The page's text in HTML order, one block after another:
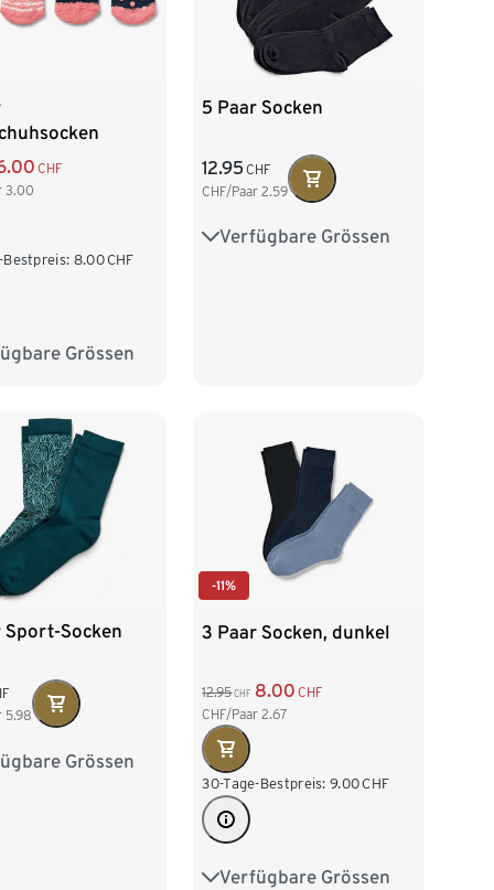
CHF
3.00
Bestpreis: 8.00CHF
Grössen
39-42
5 Paar Socken
12.95CHF
CHF/Paar2.59
Verfügbare Grössen
35-38 39-42
Sport-Socken
5.98
Grössen
39-42
-11%
3 Paar Socken, dunkel
12.95 CHF 8.00 CHF
CHF/Paar2.67
30-Tage-Bestpreis: 9.00CHF
Verfügbare Grössen
35-38 39-42